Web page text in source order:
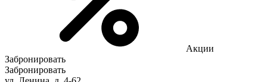
Акции
Забронировать
Забронировать